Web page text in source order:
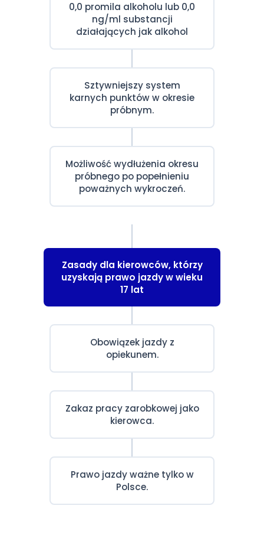
0,0 promila alkoholu lub 0,0
ng/ml substancji
działających jak alkohol
Sztywniejszy system
karnych punktów w okresie
próbnym.
Możliwość wydłużenia okresu
próbnego po popełnieniu
poważnych wykroczeń.
Zasady dla kierowców, którzy
uzyskają prawo jazdy w wieku
17 lat
Obowiązek jazdy z
opiekunem.
Zakaz pracy zarobkowej jako
kierowca.
Prawo jazdy ważne tylko w
Polsce.